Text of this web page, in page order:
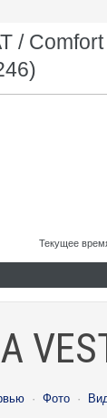
/
Текущее
· Фото ·